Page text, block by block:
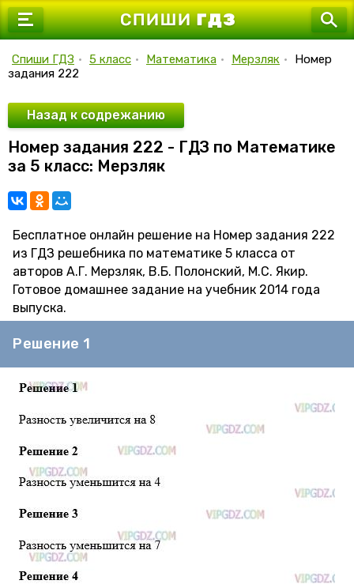
7 класс
9 класс
10 класс
11 класс
Спиши ГДЗ • 5 класс • Математика • Мерзляк •
Номер
задания 222
Назад к содрежанию
Номер задания 222 - ГДЗ по Математике
за 5 класс: Мерзляк
Бесплатное онлайн решение на Номер задания 222
из ГДЗ решебника по математике 5 класса от
авторов А.Г. Мерзляк, В.Б. Полонский, М.С. Якир.
Готовое домашнее задание на учебник 2014 года
выпуска.
Решение 1